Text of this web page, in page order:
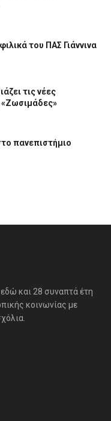
του ΠΑΣ Γιάννινα
τις νέες
«Ζωσιμάδες»
πανεπιστήμιο
και 28 συναπτά έτη
κοινωνίας με